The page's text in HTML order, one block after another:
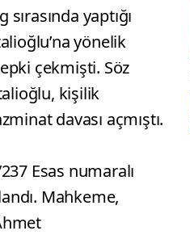
yaptığı
yönelik
çekmişti. Söz
kişilik
davası açmıştı.
Esas numaralı
Mahkeme,